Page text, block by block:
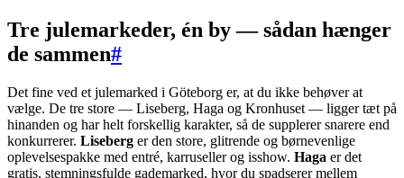
Tre julemarkeder, én by — sådan hænger
de sammen#
Det fine ved et julemarked i Göteborg er, at du ikke behøver at
vælge. De tre store — Liseberg, Haga og Kronhuset — ligger tæt på
hinanden og har helt forskellig karakter, så de supplerer snarere end
konkurrerer. Liseberg er den store, glitrende og børnevenlige
oplevelsespakke med entré, karruseller og isshow. Haga er det
gratis, stemningsfulde gademarked, hvor du spadserer mellem